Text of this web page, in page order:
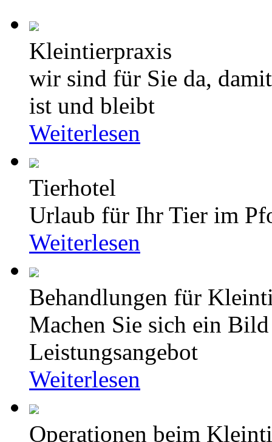
Kleintierpraxis
wir sind für Sie da,
ist und bleibt
Weiterlesen
Tierhotel
Urlaub für Ihr Tier im
Weiterlesen
Behandlungen für
Machen Sie sich ein
Leistungsangebot
Weiterlesen
Operationen beim